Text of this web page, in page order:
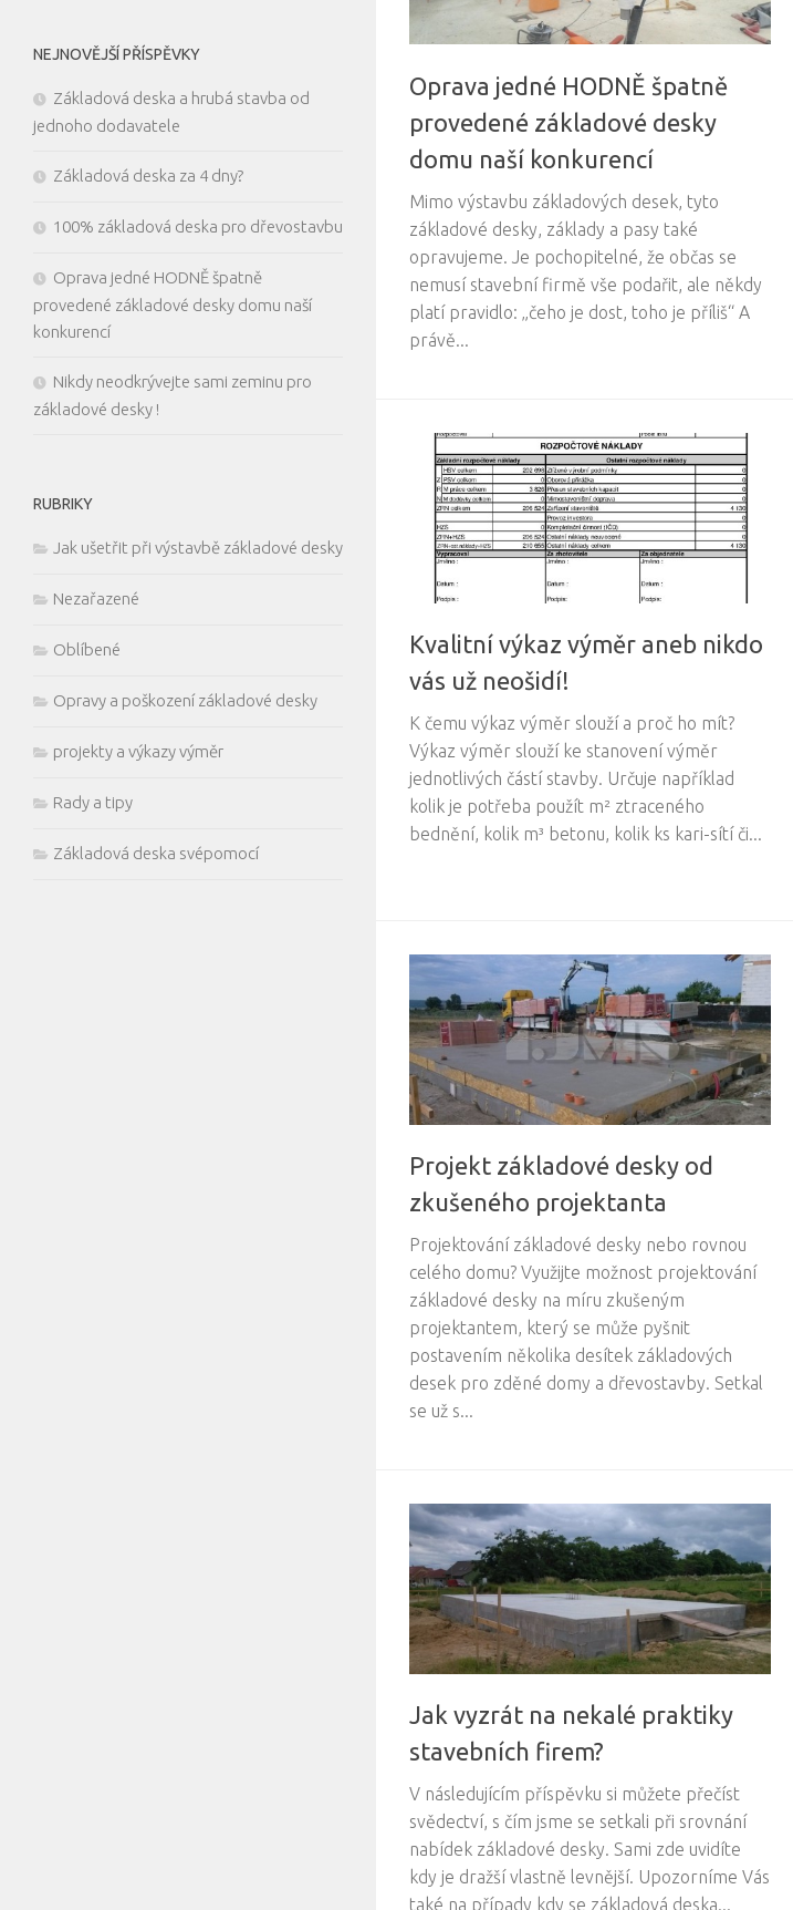
Oprava jedné HODNĚ špatně
provedené základové desky
domu naší konkurencí
Mimo výstavbu základových desek, tyto
základové desky, základy a pasy také
opravujeme. Je pochopitelné, že občas se
nemusí stavební firmě vše podařit, ale někdy
platí pravidlo: „čeho je dost, toho je příliš“ A
právě...
Kvalitní výkaz výměr aneb nikdo
vás už neošidí!
K čemu výkaz výměr slouží a proč ho mít?
Výkaz výměr slouží ke stanovení výměr
jednotlivých částí stavby. Určuje například
kolik je potřeba použít m² ztraceného
bednění, kolik m³ betonu, kolik ks kari-sítí či...
Projekt základové desky od
zkušeného projektanta
Projektování základové desky nebo rovnou
celého domu? Využijte možnost projektování
základové desky na míru zkušeným
projektantem, který se může pyšnit
postavením několika desítek základových
desek pro zděné domy a dřevostavby. Setkal
se už s...
Jak vyzrát na nekalé praktiky
stavebních firem?
V následujícím příspěvku si můžete přečíst
svědectví, s čím jsme se setkali při srovnání
nabídek základové desky. Sami zde uvidíte
kdy je dražší vlastně levnější. Upozorníme Vás
také na případy kdy se základová deska...
NEJNOVĚJŠÍ PŘÍSPĚVKY
Základová deska a hrubá stavba od
jednoho dodavatele
Základová deska za 4 dny?
100% základová deska pro dřevostavbu
Oprava jedné HODNĚ špatně
provedené základové desky domu naší
konkurencí
Nikdy neodkrývejte sami zeminu pro
základové desky !
RUBRIKY
Jak ušetřit při výstavbě základové desky
Nezařazené
Oblíbené
Opravy a poškození základové desky
projekty a výkazy výměr
Rady a tipy
Základová deska svépomocí